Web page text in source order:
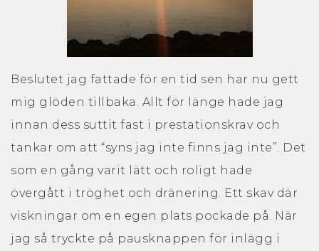
Individuellt och i grupp
Abonnemang och enstaka samtal
Praktisk information och villkor
Kurser & Föreläsningar
Beslutet jag fattade för en tid sen har nu gett
mig glöden tillbaka. Allt för länge hade jag
innan dess suttit fast i prestationskrav och
tankar om att “syns jag inte finns jag inte”. Det
som en gång varit lätt och roligt hade
övergått i tröghet och dränering. Ett skav där
viskningar om en egen plats pockade på. När
jag så tryckte på pausknappen för inlägg i